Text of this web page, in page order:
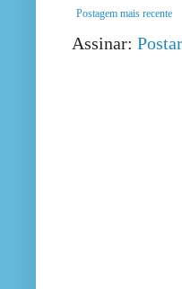
Postagem mais recente
Assinar: